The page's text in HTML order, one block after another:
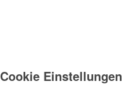
Cookie Einstellungen